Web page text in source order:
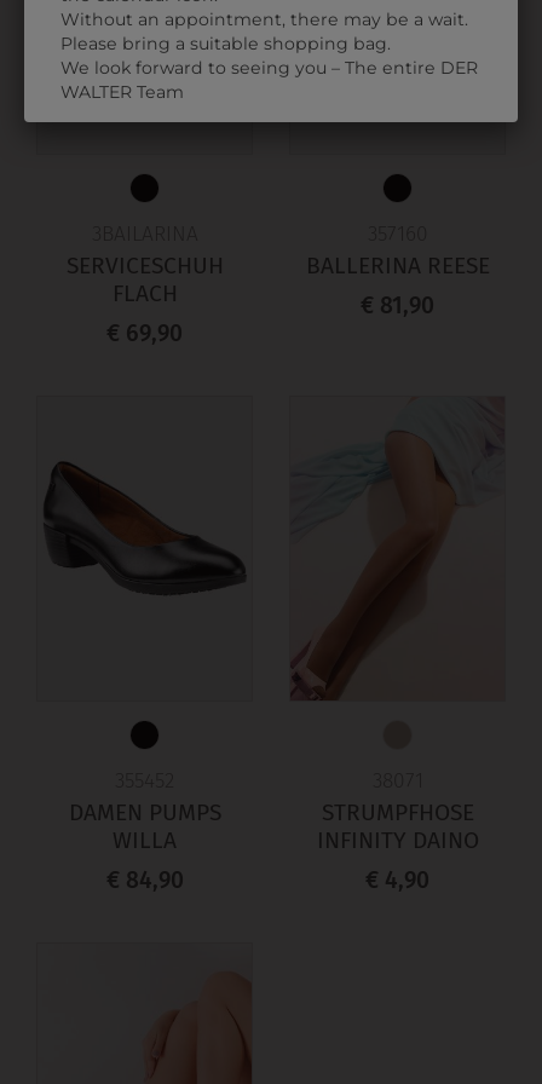
SERVICESCHUH
FLACH
€ 69,90
BALLERINA REESE
€ 81,90
DAMEN PUMPS
WILLA
€ 84,90
STRUMPFHOSE
INFINITY DAINO
€ 4,90
Without an appointment, there may be a wait.
Please bring a suitable shopping bag.
We look forward to seeing you – The entire DER
WALTER Team